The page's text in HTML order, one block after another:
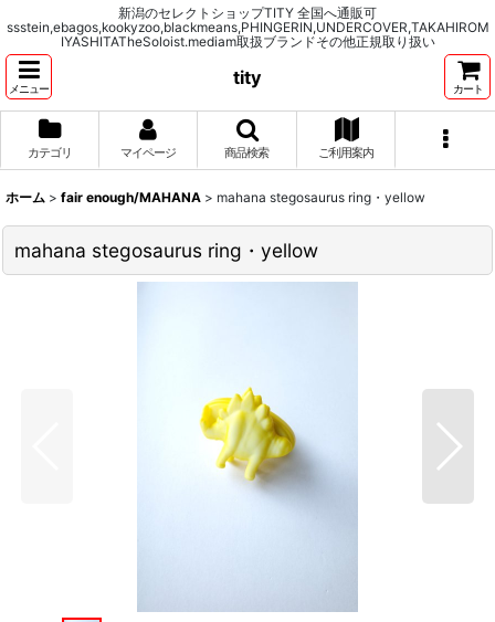
新潟のセレクトショップTITY 全国へ通販可
ssstein,ebagos,kookyzoo,blackmeans,PHINGERIN,UNDERCOVER,TAKAHIROM
IYASHITATheSoloist.mediam取扱ブランドその他正規取り扱い
メニュー
tity
カート
カテゴリ マイページ 商品検索 ご利用案内
ホーム > fair enough/MAHANA > mahana stegosaurus ring・yellow
mahana stegosaurus ring・yellow